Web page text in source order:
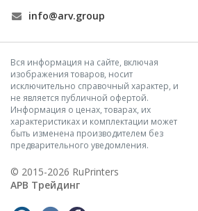
info@arv.group
Вся информация на сайте, включая
изображения товаров, носит
исключительно справочный характер, и
не является публичной офертой.
Информация о ценах, товарах, их
характеристиках и комплектации может
быть изменена производителем без
предварительного уведомления.
© 2015-2026 RuPrinters
АРВ Трейдинг